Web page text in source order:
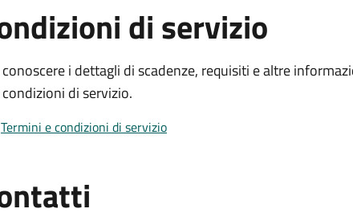
di servizio
conoscere i dettagli di scadenze, requisiti e altre
condizioni di servizio.
Termini e condizioni di servizio